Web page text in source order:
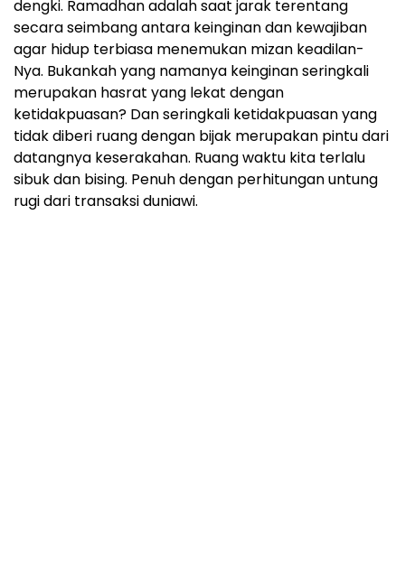
dengki. Ramadhan adalah saat jarak terentang
secara seimbang antara keinginan dan kewajiban
agar hidup terbiasa menemukan mizan keadilan-
Nya. Bukankah yang namanya keinginan seringkali
merupakan hasrat yang lekat dengan
ketidakpuasan? Dan seringkali ketidakpuasan yang
tidak diberi ruang dengan bijak merupakan pintu dari
datangnya keserakahan. Ruang waktu kita terlalu
sibuk dan bising. Penuh dengan perhitungan untung
rugi dari transaksi duniawi.